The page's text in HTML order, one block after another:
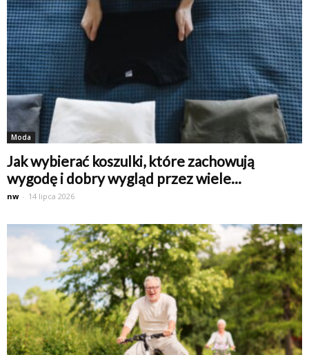
Moda
Jak wybierać koszulki, które zachowują
wygodę i dobry wygląd przez wiele...
nw - 14 lipca 2026